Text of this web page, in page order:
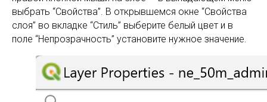
выбрать “Свойства”. В открывшемся окне “Свойства
слоя” во вкладке “Стиль” выберите белый цвет и в
поле “Непрозрачность” установите нужное значение.